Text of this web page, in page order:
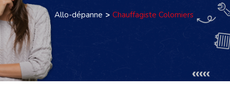
Allo-dépanne
Chauffagiste Colomiers